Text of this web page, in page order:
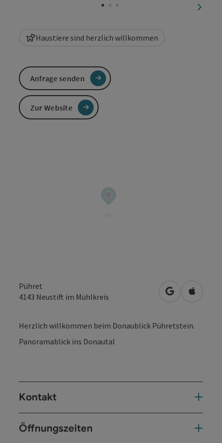
Haustiere sind herzlich willkommen
Pühret
4143 Neustift im Mühlkreis in Google
in
Herzlich willkommen beim Donaublick Pühretstein.
Panoramablick ins Donautal
Kontakt
Öffnungszeiten
Anfrage senden
Zur Website